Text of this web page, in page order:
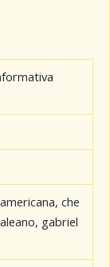
che
gabriel